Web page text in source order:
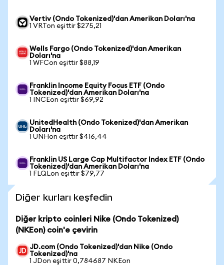
Vertiv (Ondo Tokenized)'dan Amerikan Doları'na
1 VRTon eşittir $275,21
Wells Fargo (Ondo Tokenized)'dan Amerikan
Doları'na
1 WFCon eşittir $88,19
Franklin Income Equity Focus ETF (Ondo
Tokenized)'dan Amerikan Doları'na
1 INCEon eşittir $69,92
UnitedHealth (Ondo Tokenized)'dan Amerikan
Doları'na
1 UNHon eşittir $416,44
Franklin US Large Cap Multifactor Index ETF (Ondo
Tokenized)'dan Amerikan Doları'na
1 FLQLon eşittir $79,77
Diğer kurları keşfedin
Diğer kripto coinleri Nike (Ondo Tokenized)
(NKEon) coin'e çevirin
JD.com (Ondo Tokenized)'dan Nike (Ondo
Tokenized)'na
1 JDon eşittir 0,784687 NKEon